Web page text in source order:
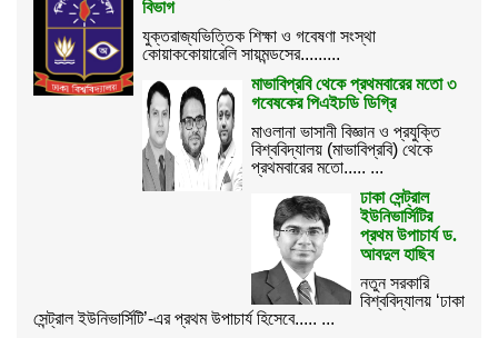
বিভাগ
যুক্তরাজ্যভিত্তিক শিক্ষা ও গবেষণা সংস্থা
কোয়াককোয়ারেলি সায়মন্ডসের.........
মাভাবিপ্রবি থেকে প্রথমবারের মতো ৩
গবেষকের পিএইচডি ডিগ্রি
মাওলানা ভাসানী বিজ্ঞান ও প্রযুক্তি
বিশ্ববিদ্যালয় (মাভাবিপ্রবি) থেকে
প্রথমবারের মতো..... ...
ঢাকা সেন্ট্রাল
ইউনিভার্সিটির
প্রথম উপাচার্য ড.
আবদুল হাছিব
নতুন সরকারি
বিশ্ববিদ্যালয় ‘ঢাকা
সেন্ট্রাল ইউনিভার্সিটি’-এর প্রথম উপাচার্য হিসেবে..... ...